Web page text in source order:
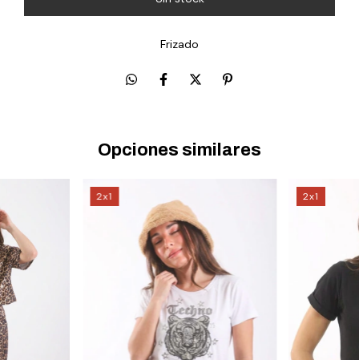
Frizado
Opciones similares
2x1 2x1